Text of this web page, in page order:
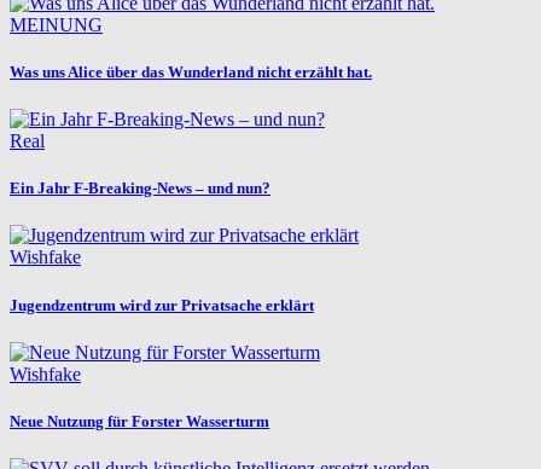
MEINUNG
Was uns Alice über das Wunderland nicht erzählt hat.
Real
Ein Jahr F-Breaking-News – und nun?
Wishfake
Jugendzentrum wird zur Privatsache erklärt
Wishfake
Neue Nutzung für Forster Wasserturm